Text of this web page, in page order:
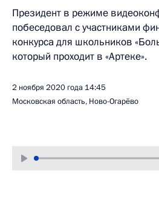
Президент в режиме
побеседовал с участниками
конкурса для школьников
который проходит в «Артеке».
2 ноября 2020 года 14:45
Московская область, Ново-Огарёво